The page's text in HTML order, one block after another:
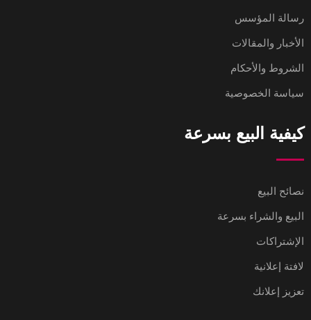
رسالة المؤسس
الأخبار والمقالات
الشروط والأحكام
سياسة الخصوصية
كيفية البيع بسرعة
نصائح البيع
البيع والشراء بسرعة
الإشتراكات
لافتة إعلانية
تعزيز إعلانك